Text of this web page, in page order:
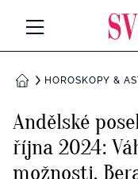
Všechny kategorie
Rozhovory
RETROHUBKY
DOMŮHOROSKOPY &
Andělské
října 2024:
možnosti,